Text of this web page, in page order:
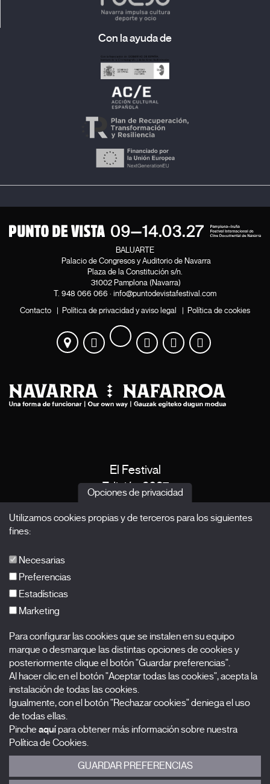
Con la ayuda de
BALUARTE
Palacio de Congresos y Auditorio de Navarra
Plaza de la Constitución s/n.
31002 Pamplona (Navarra)
T. 948 066 066 · info@puntodevistafestival.com
Contacto | Política de privacidad y aviso legal | Política de cookies
Ver
Instagram
TwitterFacebook
YoutubeFlickr
El Festival
Edición 2027
Acreditaciones
N
o
m
b
r
e
A
p
e
l
l
i
d
s
C
o
r
r
e
S
e
e
0 listas seleccionadas
Acepto términos, condiciones ypolítica de privacidad
Opciones de privacidad
Utilizamos cookies propias y de terceros para los siguientes
fines:
Necesarias
Preferencias
Estadísticas
Marketing
Para configurar las cookies que se instalen en su equipo
marque o desmarque las distintas opciones de cookies y
posteriormente clique el botón "Guardar preferencias".
Al hacer clic en el botón "Aceptar todas las cookies", acepta la
instalación de todas las cookies.
Igualmente, con el botón "Rechazar cookies" deniega el uso
de todas ellas.
Pinche aquí para obtener más información sobre nuestra
Política de Cookies.
GUARDAR PREFERENCIAS